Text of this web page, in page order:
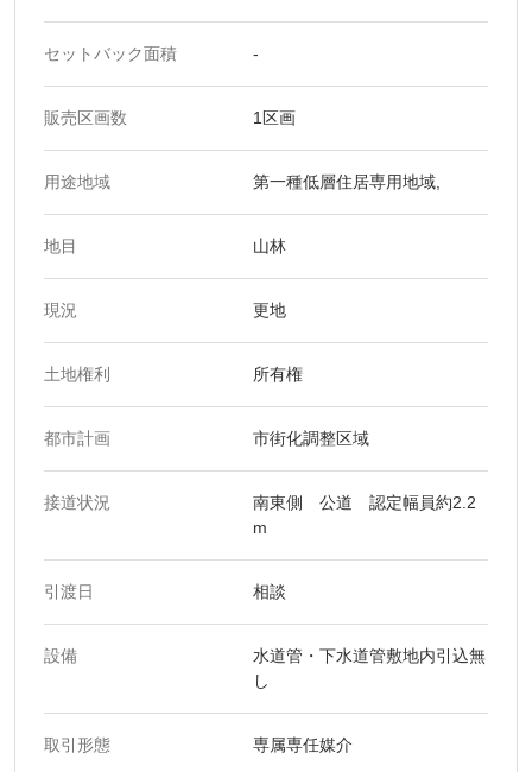
セットバック面積 -
販売区画数 1区画
用途地域 第一種低層住居専用地域,
地目 山林
現況 更地
土地権利 所有権
都市計画 市街化調整区域
接道状況
南東側 公道 認定幅員約2.2
m
引渡日 相談
設備
水道管・下水道管敷地内引込無
し
取引形態 専属専任媒介